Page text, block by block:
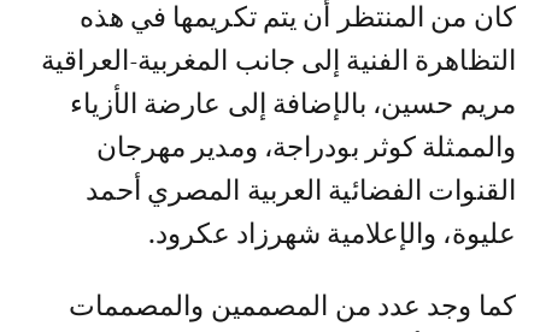
كان من المنتظر أن يتم تكريمها في هذه
التظاهرة الفنية إلى جانب المغربية-العراقية
مريم حسين، بالإضافة إلى عارضة الأزياء
والممثلة كوثر بودراجة، ومدير مهرجان
القنوات الفضائية العربية المصري أحمد
عليوة، والإعلامية شهرزاد عكرود.
كما وجد عدد من المصممين والمصممات